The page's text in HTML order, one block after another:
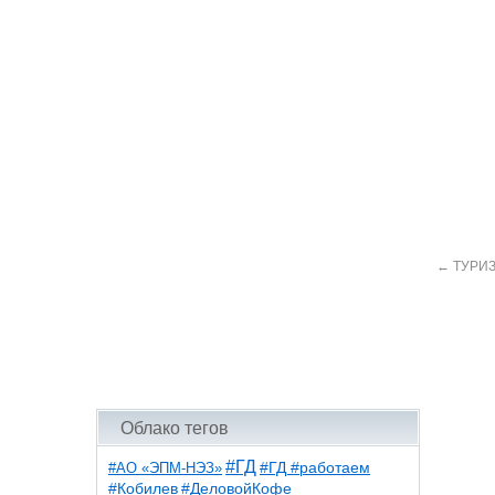
Облако тегов
#АО «ЭПМ-НЭЗ» #ГД #ГД #работаем
#Кобилев #ДеловойКофе
←